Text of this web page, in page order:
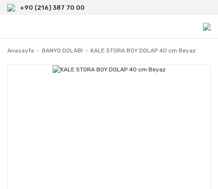
+90 (216) 387 70 00
Anasayfa BANYO DOLABI KALE STORA BOY DOLAP 40 cm Beyaz